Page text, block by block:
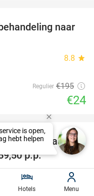
88%
naar
8.8 star
Regulier €195
€24
50%
naar
p.p.
7.9
Hotels Menu